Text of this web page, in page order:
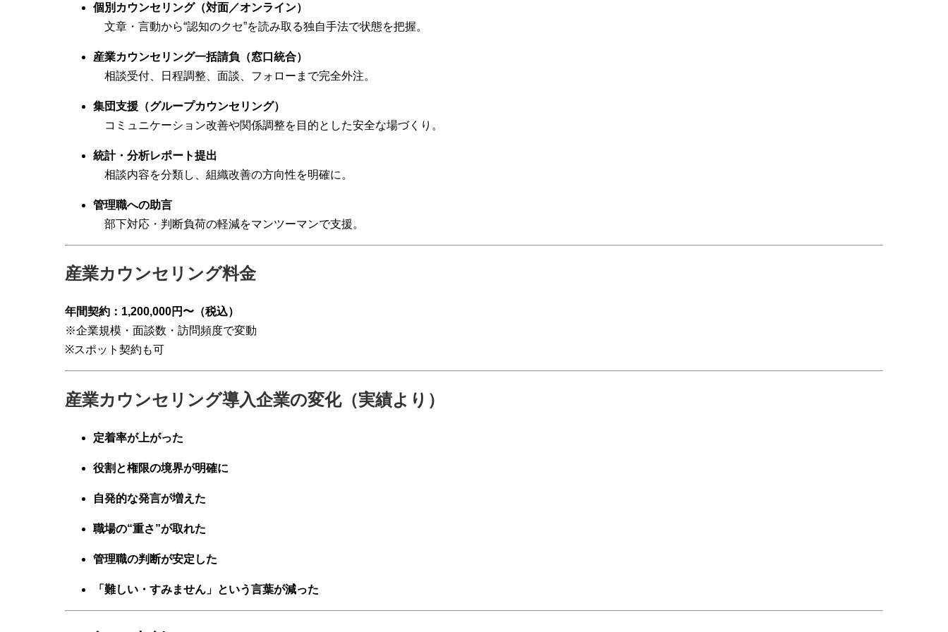
個別カウンセリング（対面／オンライン）
文章・言動から“認知のクセ”を読み取る独自手法で状態を把握。
産業カウンセリング一括請負（窓口統合）
相談受付、日程調整、面談、フォローまで完全外注。
集団支援（グループカウンセリング）
コミュニケーション改善や関係調整を目的とした安全な場づくり。
統計・分析レポート提出
相談内容を分類し、組織改善の方向性を明確に。
管理職への助言
部下対応・判断負荷の軽減をマンツーマンで支援。
産業カウンセリング料金
年間契約：1,200,000円〜（税込）
※企業規模・面談数・訪問頻度で変動
※スポット契約も可
産業カウンセリング導入企業の変化（実績より）
定着率が上がった
役割と権限の境界が明確に
自発的な発言が増えた
職場の“重さ”が取れた
管理職の判断が安定した
「難しい・すみません」という言葉が減った